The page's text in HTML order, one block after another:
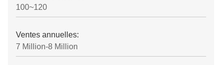
100~120
Ventes annuelles:
7 Million-8 Million